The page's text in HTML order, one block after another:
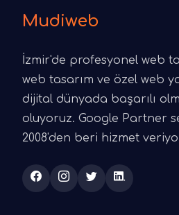
Mudiweb
İzmir'de profesyonel web
web tasarım ve özel web
dijital dünyada başarılı
oluyoruz. Google Partner
2008'den beri hizmet